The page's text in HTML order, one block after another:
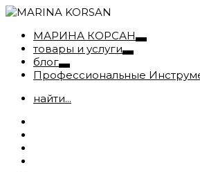
МАРИНА КОРСАН
товары и услуги
блог
Профессиональные
найти...